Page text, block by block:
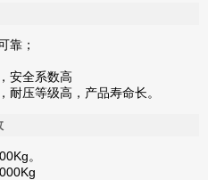
靠；
安全系数高
耐压等级高，产品寿命长。
。